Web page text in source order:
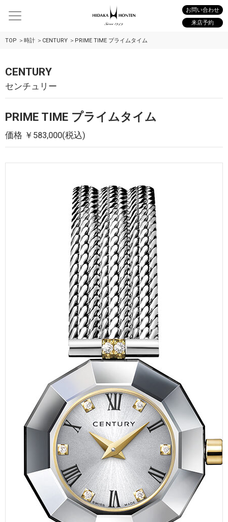
お問い合わせ
来店予約
TOP 時計 CENTURY PRIME TIME プライムタイム
CENTURY
センチュリー
PRIME TIME プライムタイム
価格 ￥583,000(税込)